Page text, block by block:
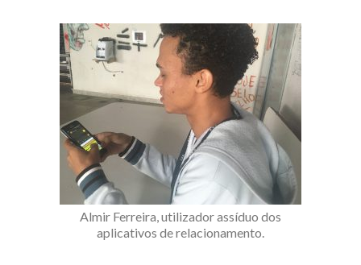
Almir Ferreira, utilizador assíduo dos
aplicativos de relacionamento.